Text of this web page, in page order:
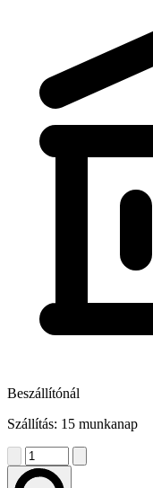
Beszállítónál
Szállítás: 15 munkanap